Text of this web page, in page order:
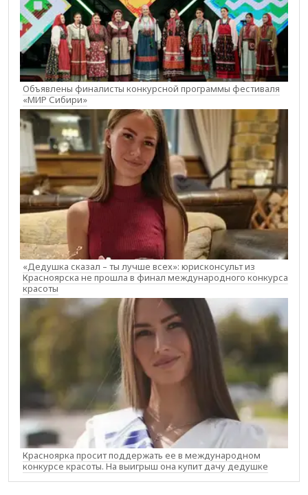
Объявлены финалисты конкурсной программы фестиваля
«МИР Сибири»
«Дедушка сказал – ты лучше всех»: юрисконсульт из
Красноярска не прошла в финал международного конкурса
красоты
Красноярка просит поддержать ее в международном
конкурсе красоты. На выигрыш она купит дачу дедушке